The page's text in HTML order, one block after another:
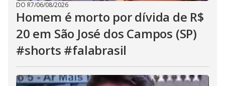
DO R7/06/08/2026
Homem é morto por dívida de R$
20 em São José dos Campos (SP)
#shorts #falabrasil